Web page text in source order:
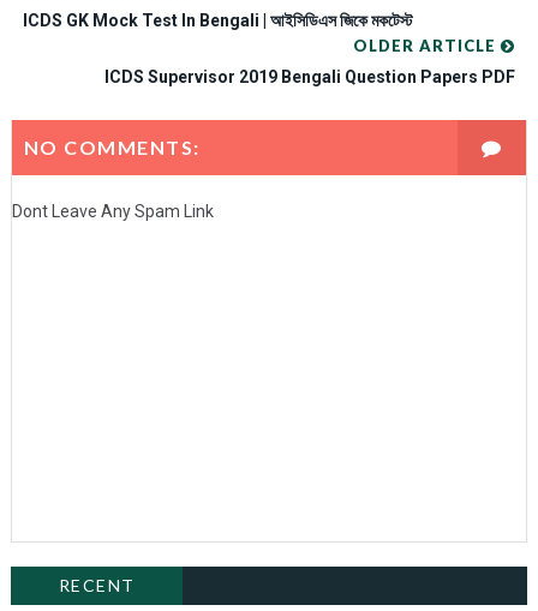
ICDS GK Mock Test In Bengali | আইসিডিএস জিকে মকটেস্ট
OLDER ARTICLE
ICDS Supervisor 2019 Bengali Question Papers PDF
NO COMMENTS:
Dont Leave Any Spam Link
RECENT